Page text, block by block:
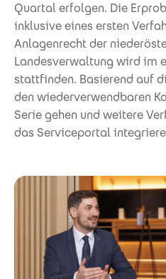
Quartal erfolgen. Die
inklusive eines ersten
Anlagenrecht der
Landesverwaltung wird im
stattfinden. Basierend auf
den wiederverwendbaren
Serie gehen und weitere
das Serviceportal